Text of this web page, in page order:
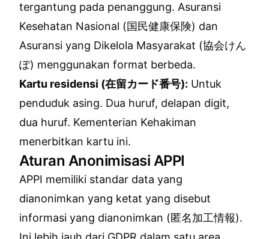
tergantung pada penanggung. Asuransi
Kesehatan Nasional (国民健康保険) dan
Asuransi yang Dikelola Masyarakat (協会けん
ぽ) menggunakan format berbeda.
Kartu residensi (在留カード番号): Untuk
penduduk asing. Dua huruf, delapan digit,
dua huruf. Kementerian Kehakiman
menerbitkan kartu ini.
Aturan Anonimisasi APPI
APPI memiliki standar data yang
dianonimkan yang ketat yang disebut
informasi yang dianonimkan (匿名加工情報).